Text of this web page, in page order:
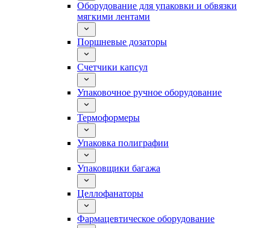
Оборудование для упаковки и обвязки
мягкими лентами
Поршневые дозаторы
Счетчики капсул
Упаковочное ручное оборудование
Термоформеры
Упаковка полиграфии
Упаковщики багажа
Целлофанаторы
Фармацевтическое оборудование